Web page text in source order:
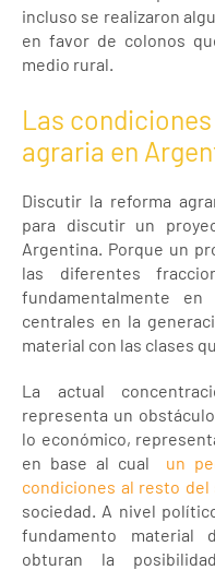
incluso se realizaron
en favor de colonos
medio rural.
Las
agraria en
Discutir la reforma
para discutir un
Argentina. Porque un
las diferentes
fundamentalmente
centrales en la
material con las clases
La actual
representa un
lo económico,
en base al cual un
condiciones al resto
sociedad. A nivel
fundamento material
obturan la